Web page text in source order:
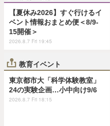
【夏休み2026】すぐ行けるイ
ベント情報おまとめ便＜8/9-
15開催＞
2026.8.7 Fri 19:45
教育イベント
東京都市大「科学体験教室」
24の実験企画…小中向け9/6
2026.8.7 Fri 18:15